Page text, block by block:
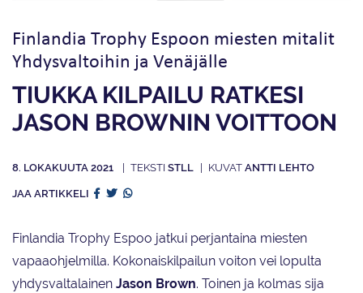
Finlandia Trophy Espoon miesten mitalit
Yhdysvaltoihin ja Venäjälle
TIUKKA KILPAILU RATKESI
JASON BROWNIN VOITTOON
8. LOKAKUUTA 2021 STLL ANTTI LEHTO
JAA ARTIKKELI
Finlandia Trophy Espoo jatkui perjantaina miesten
vapaaohjelmilla. Kokonaiskilpailun voiton vei lopulta
yhdysvaltalainen Jason Brown. Toinen ja kolmas sija